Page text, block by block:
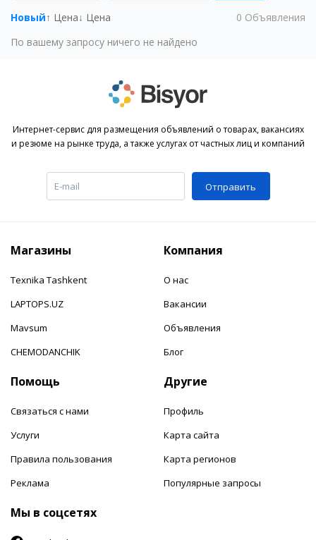
Новый↑ Цена↓ Цена 0 Объявления
По вашему запросу ничего не найдено
Интернет-сервис для размещения объявлений о товарах, вакансиях
и резюме на рынке труда, а также услугах от частных лиц и компаний
Отправить
Магазины
Texnika Tashkent
LAPTOPS.UZ
Mavsum
CHEMODANCHIK
Компания
О нас
Вакансии
Объявления
Блог
Помощь
Связаться с нами
Услуги
Правила пользования
Реклама
Другие
Профиль
Карта сайта
Карта регионов
Популярные запросы
Мы в соцсетях